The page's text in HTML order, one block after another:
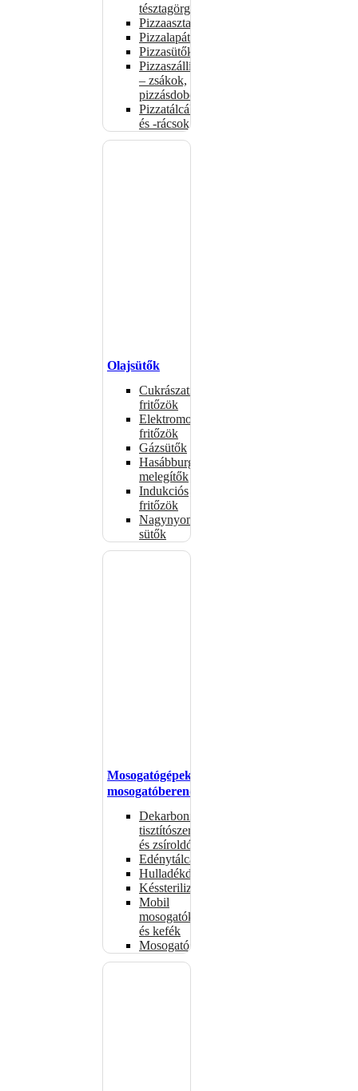
tésztagörgők
Pizzaasztalok
Pizzalapátok
Pizzasütők
Pizzaszállítás
– zsákok,
pizzásdobozok
Pizzatálcák
és -rácsok
Olajsütők
Cukrászati
fritőzök
Elektromos
fritőzök
Gázsütők
Hasábburgonya
melegítők
Indukciós
fritőzök
Nagynyomású
sütők
Mosogatógépek,
mosogatóberendezések
Dekarbonizáló
tisztítószerek
és zsíroldók
Edénytálcák
Hulladékdarálók
Késsterilizátorok
Mobil
mosogatók
és kefék
Mosogatógépkosarak